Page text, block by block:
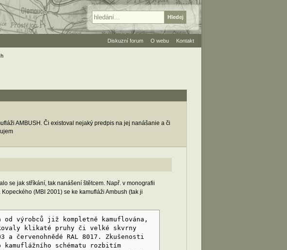
AMBUSH. Či existoval nejaký predpis na jej nanášanie a či
se jak stříkání, tak nanášení štětcem. Např. v monografii
(MBI 2001) se ke kamufláži Ambush (tak ji
výrobců již kompletně kamuflována,
klikaté pruhy či velké skvrny
červenohnědé RAL 8017. Zkušenosti
schématu rozbitím
Diskuzní forum O webu Kontakt